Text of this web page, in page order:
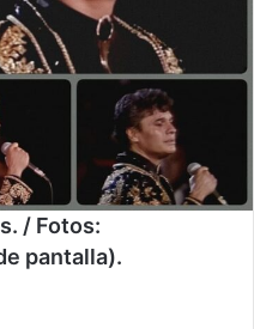
/ Fotos:
pantalla).